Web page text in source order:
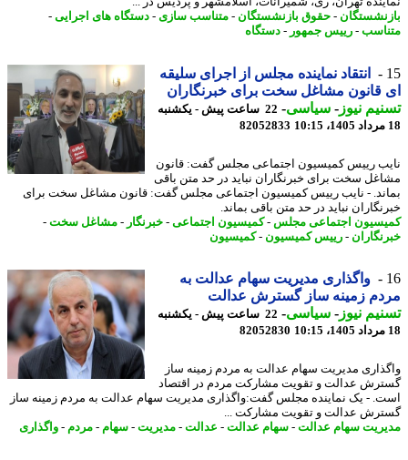
-حقوق بازنشستگان-متناسب سازی- دستگاه های اجرایی-
-رییس جمهور-دستگاه
انتقاد نماینده مجلس از اجرای سلیقه
قانون مشاغل سخت برای خبرنگاران
نیوز-سیاسی-
22 ساعت پیش - یکشنبه
82052833
رییس کمیسیون اجتماعی مجلس گفت: قانون
سخت برای خبرنگاران نباید در حد متن باقی
- نایب رییس کمیسیون اجتماعی مجلس گفت: قانون مشاغل سخت برای
نباید در حد متن باقی بماند.
اجتماعی مجلس-کمیسیون اجتماعی-خبرنگار -مشاغل سخت-
- رییس کمیسیون-کمیسیون
واگذاری مدیریت سهام عدالت به
زمینه ساز گسترش عدالت
نیوز-سیاسی-
22 ساعت پیش - یکشنبه
82052830
مدیریت سهام عدالت به مردم زمینه ساز
عدالت و تقویت مشارکت مردم در اقتصاد
- یک نماینده مجلس گفت:واگذاری مدیریت سهام عدالت به مردم زمینه ساز
عدالت و تقویت مشارکت ...
سهام عدالت-سهام عدالت-عدالت-مدیریت-سهام-مردم- واگذاری